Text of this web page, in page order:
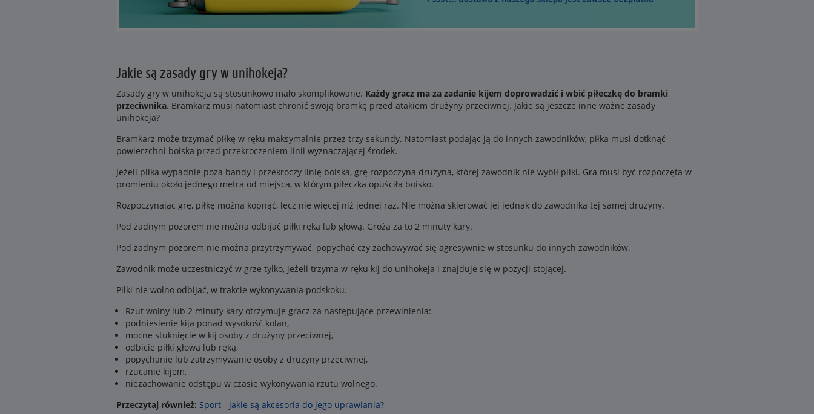
Jakie są zasady gry w unihokeja?
Zasady gry w unihokeja są stosunkowo mało skomplikowane. Każdy gracz ma za zadanie kijem doprowadzić i wbić piłeczkę do bramki
przeciwnika. Bramkarz musi natomiast chronić swoją bramkę przed atakiem drużyny przeciwnej. Jakie są jeszcze inne ważne zasady
unihokeja?
Bramkarz może trzymać piłkę w ręku maksymalnie przez trzy sekundy. Natomiast podając ją do innych zawodników, piłka musi dotknąć
powierzchni boiska przed przekroczeniem linii wyznaczającej środek.
Jeżeli piłka wypadnie poza bandy i przekroczy linię boiska, grę rozpoczyna drużyna, której zawodnik nie wybił piłki. Gra musi być rozpoczęta w
promieniu około jednego metra od miejsca, w którym piłeczka opuściła boisko.
Rozpoczynając grę, piłkę można kopnąć, lecz nie więcej niż jednej raz. Nie można skierować jej jednak do zawodnika tej samej drużyny.
Pod żadnym pozorem nie można odbijać piłki ręką lub głową. Grożą za to 2 minuty kary.
Pod żadnym pozorem nie można przytrzymywać, popychać czy zachowywać się agresywnie w stosunku do innych zawodników.
Zawodnik może uczestniczyć w grze tylko, jeżeli trzyma w ręku kij do unihokeja i znajduje się w pozycji stojącej.
Piłki nie wolno odbijać, w trakcie wykonywania podskoku.
Rzut wolny lub 2 minuty kary otrzymuje gracz za następujące przewinienia:
podniesienie kija ponad wysokość kolan,
mocne stuknięcie w kij osoby z drużyny przeciwnej,
odbicie piłki głową lub ręką,
popychanie lub zatrzymywanie osoby z drużyny przeciwnej,
rzucanie kijem,
niezachowanie odstępu w czasie wykonywania rzutu wolnego.
Przeczytaj również: Sport - jakie są akcesoria do jego uprawiania?